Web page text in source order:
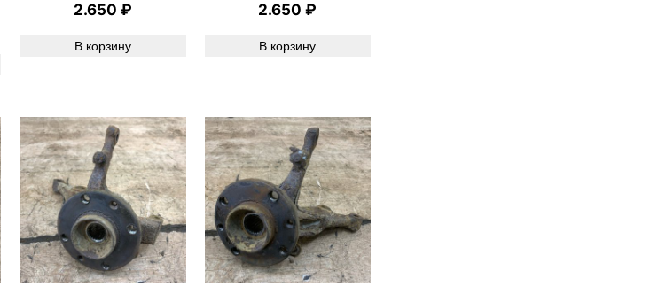
2.650 ₽
В корзину
2.650₽
В корзину